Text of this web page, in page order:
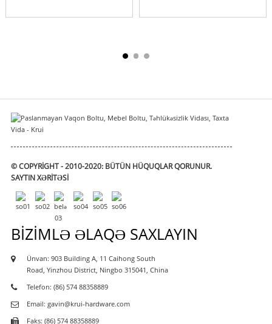
© COPYRIGHT - 2010-2020: BÜTÜN HÜQUQLAR QORUNUR.
SAYTIN XƏRITƏSI
BIZIMLƏ ƏLAQƏ SAXLAYIN
Ünvan: 903 Building A, 11 Caihong South
Road, Yinzhou District, Ningbo 315041, China
Telefon: (86) 574 88358889
Email: gavin@krui-hardware.com
Faks: (86) 574 88358889